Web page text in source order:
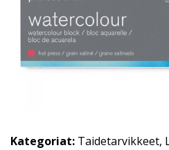
Kategoriat: Taidetarvikkeet,